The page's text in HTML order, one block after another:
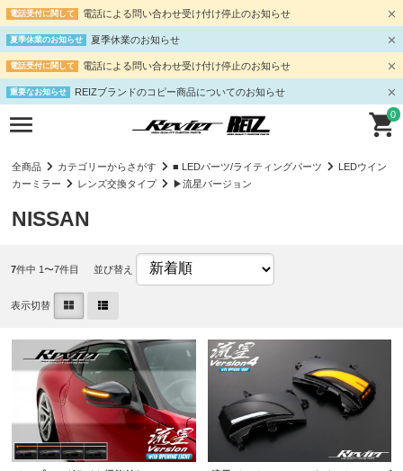
電話受付に関して 電話による問い合わせ受け付け停止のお知らせ
夏季休業のお知らせ 夏季休業のお知らせ
電話受付に関して 電話による問い合わせ受け付け停止のお知らせ
重要なお知らせ REIZブランドのコピー商品についてのお知らせ
0
全商品 カテゴリーからさがす ■ LEDパーツ/ライティングパーツ
LEDウイン
カーミラー
レンズ交換タイプ ▶流星バージョン
NISSAN
7件中 1〜7件目 並び替え
表示切替